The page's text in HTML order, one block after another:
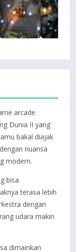
arcade
Dunia II yang
bakal diajak
nuansa
modern.
bisa
terasa lebih
dengan
udara makin
dimainkan